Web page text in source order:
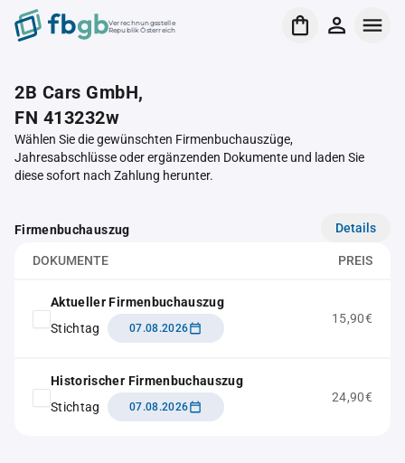
Verrechnungsstelle
Republik Österreich
2B Cars GmbH,
FN 413232w
Wählen Sie die gewünschten Firmenbuchauszüge,
Jahresabschlüsse oder ergänzenden Dokumente und laden Sie
diese sofort nach Zahlung herunter.
Firmenbuchauszug Details
DOKUMENTE PREIS
Aktueller Firmenbuchauszug
Stichtag
07.08.2026
15,90€
Historischer Firmenbuchauszug
Stichtag
07.08.2026
24,90€